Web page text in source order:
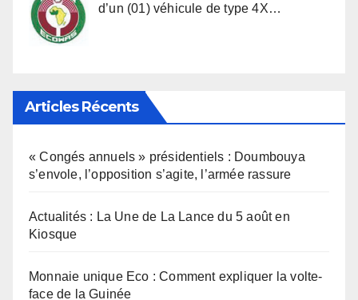
d’un (01) véhicule de type 4X…
Articles Récents
« Congés annuels » présidentiels : Doumbouya
s’envole, l’opposition s’agite, l’armée rassure
Actualités : La Une de La Lance du 5 août en
Kiosque
Monnaie unique Eco : Comment expliquer la volte-
face de la Guinée